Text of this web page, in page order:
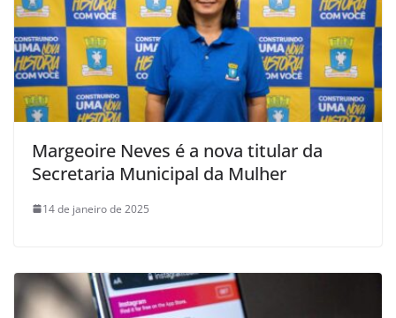
Margeoire Neves é a nova titular da
Secretaria Municipal da Mulher
14 de janeiro de 2025